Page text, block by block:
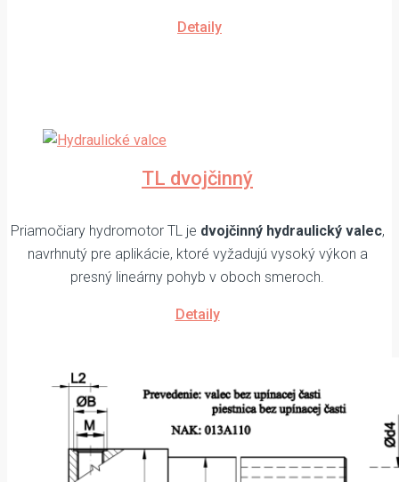
Detaily
TL dvojčinný
Priamočiary hydromotor TL je dvojčinný hydraulický valec,
navrhnutý pre aplikácie, ktoré vyžadujú vysoký výkon a
presný lineárny pohyb v oboch smeroch.
Detaily